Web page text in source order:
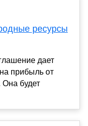
ресурсы
дает
прибыль от
будет